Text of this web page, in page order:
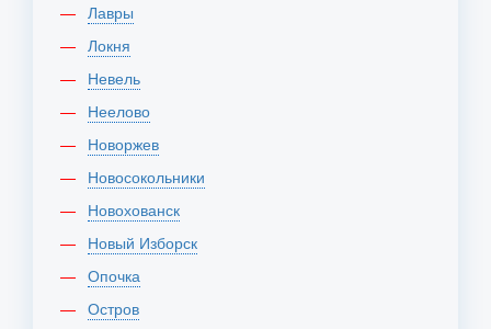
Лавры
Локня
Невель
Неелово
Новоржев
Новосокольники
Новохованск
Новый Изборск
Опочка
Остров